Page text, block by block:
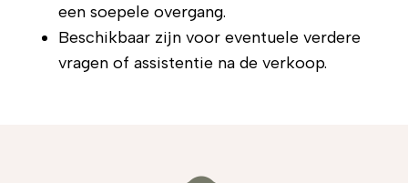
een soepele overgang.
Beschikbaar zijn voor eventuele verdere
vragen of assistentie na de verkoop.